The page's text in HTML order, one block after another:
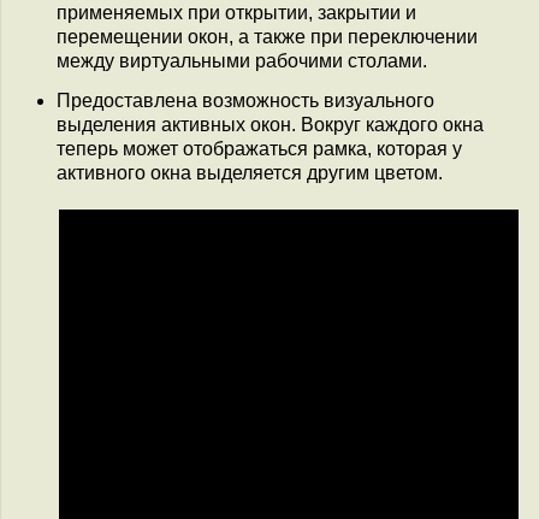
применяемых при открытии, закрытии и
перемещении окон, а также при переключении
между виртуальными рабочими столами.
Предоставлена возможность визуального
выделения активных окон. Вокруг каждого окна
теперь может отображаться рамка, которая у
активного окна выделяется другим цветом.